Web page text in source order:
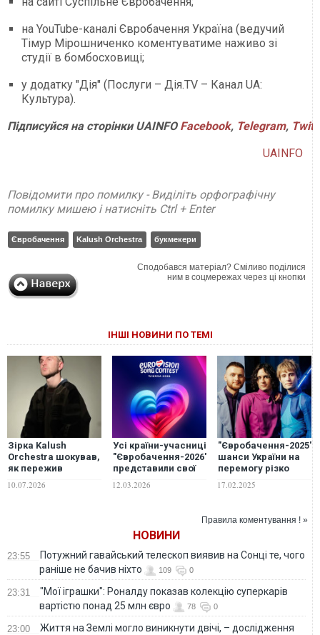
на YouTube-каналі Євробачення Україна (ведучий
Тімур Мірошниченко коментуватиме наживо зі
студії в бомбосховищі;
у додатку "Дія" (Послуги – Дія.TV – Канал UA:
Культура).
Підписуйся на сторінки UAINFO Facebook, Telegram,
UAINFO
Повідомити про помилку - Виділіть орфографічну
помилку мишею і натисніть Ctrl + Enter
Євробачення Kalush Orchestra букмекери
Сподобався матеріал? Сміливо поділися
ним в соцмережах через ці кнопки
ІНШІ НОВИНИ ПО ТЕМІ
Зірка Kalush
Orchestra шокував,
як пережив
операцій: "Мене
10.07.2026
Усі країни-учасниці
"Євробачення-2026"
представили свої
фаворитів
12.03.2026
"Євробачення-2025":
шанси України на
перемогу різко
17.02.2025
Правила коментування ! »
НОВИНИ
23:55
Потужний гавайський телескоп виявив на Сонці те, чого
раніше не бачив ніхто
109 0
23:31
"Мої іграшки": Роналду показав колекцію суперкарів
вартістю понад 25 млн євро
78 0
23:00 Життя на Землі могло виникнути двічі, – дослідження